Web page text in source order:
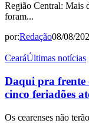
Região Central: Mais
foram...
por:Redação08/08/
CearáÚltimas notícias
Daqui pra frente
cinco feriadões
Os cearenses não